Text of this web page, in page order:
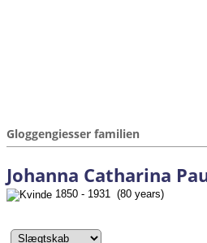
Gloggengiesser familien
Johanna Catharina
1850 - 1931 (80 years)